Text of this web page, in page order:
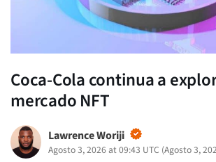
Coca-Cola continua a
mercado NFT
Lawrence Woriji
Agosto 3, 2026 at 09:43 UTC (Agosto 3,